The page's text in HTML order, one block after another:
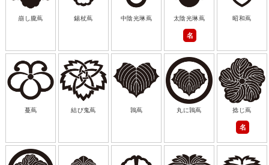
崩し朧蔦 錫杖蔦 中陰光琳蔦 太陰光琳蔦
名
昭和蔦
蔓蔦 結び鬼蔦 鶉蔦 丸に鶉蔦 捻じ蔦
名